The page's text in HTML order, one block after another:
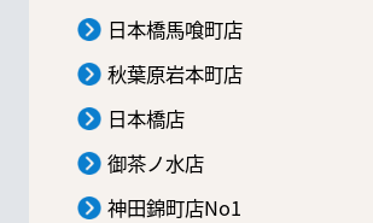
日本橋馬喰町店
秋葉原岩本町店
日本橋店
御茶ノ水店
神田錦町店No1